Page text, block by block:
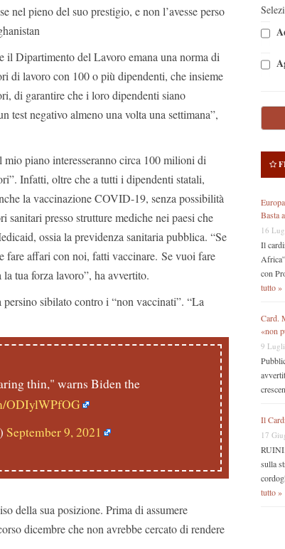
nel pieno del suo prestigio, e non l’avesse perso
il Dipartimento del Lavoro emana una norma di
di lavoro con 100 o più dipendenti, che insieme
di garantire che i loro dipendenti siano
test negativo almeno una volta una settimana”,
piano interesseranno circa 100 milioni di
Infatti, oltre che a tutti i dipendenti statali,
la vaccinazione COVID-19, senza possibilità
presso strutture mediche nei paesi che
ossia la previdenza sanitaria pubblica. “Se
fare affari con noi, fatti vaccinare. Se vuoi fare
tua forza lavoro”, ha avvertito.
sibilato contro i “non vaccinati”. “La
thin," warns Biden the
ODIylWPfOG
September 9, 2021
della sua posizione. Prima di assumere
dicembre che non avrebbe cercato di rendere
Basta
16
Il
con
tutto »
Card.
«non
9
Il
17
sulla
tutto »